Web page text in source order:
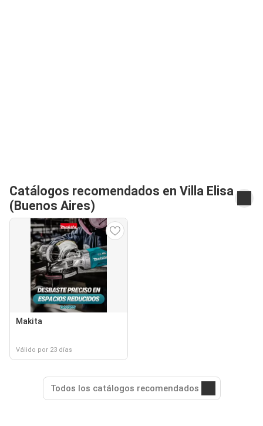
Catálogos recomendados en Villa Elisa
(Buenos Aires)
Makita
Válido por 23 días
Todos los catálogos recomendados